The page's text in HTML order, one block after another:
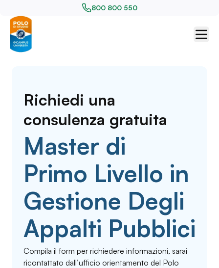
800 800 550
Richiedi una
consulenza gratuita
Master di
Primo Livello in
Gestione Degli
Appalti Pubblici
Compila il form per richiedere informazioni, sarai
ricontattato dall’ufficio orientamento del Polo